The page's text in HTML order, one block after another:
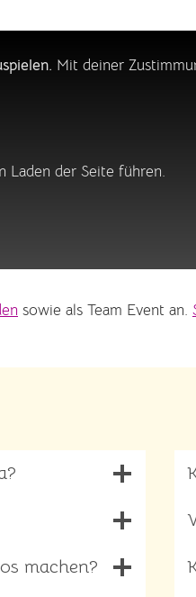
Mit deiner
Laden der Seite führen.
sowie als Team Event an.
machen?